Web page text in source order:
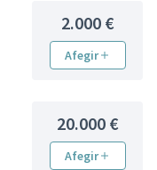
2.000 €
Afegir
20.000 €
Afegir